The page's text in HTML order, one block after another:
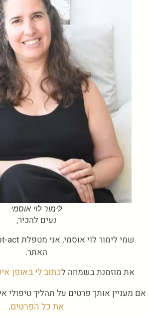
לימור לוי אוסמי
נעים להכיר,
האתר.
את מוזמנת בשמחה לכתוב לי באופן
אם מעניין אותך פרטים על תהליך טיפולי
את כל הפרטים.